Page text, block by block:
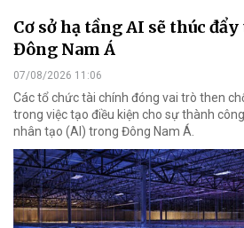
Cơ sở hạ tầng AI sẽ thúc
Đông Nam Á
07/08/2026 11:06
Các tổ chức tài chính đóng vai trò then
trong việc tạo điều kiện cho sự thành
nhân tạo (AI) trong Đông Nam Á.